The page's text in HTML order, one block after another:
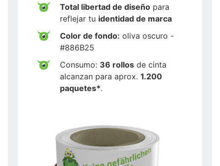
Total libertad de diseño para
reflejar tu identidad de marca
Color de fondo: oliva oscuro -
#886B25
Consumo: 36 rollos de cinta
alcanzan para aprox. 1.200
paquetes*.